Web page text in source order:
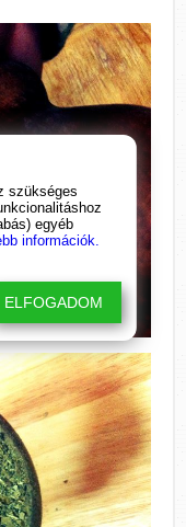
szükséges
egyéb
információk.
ELFOGADOM